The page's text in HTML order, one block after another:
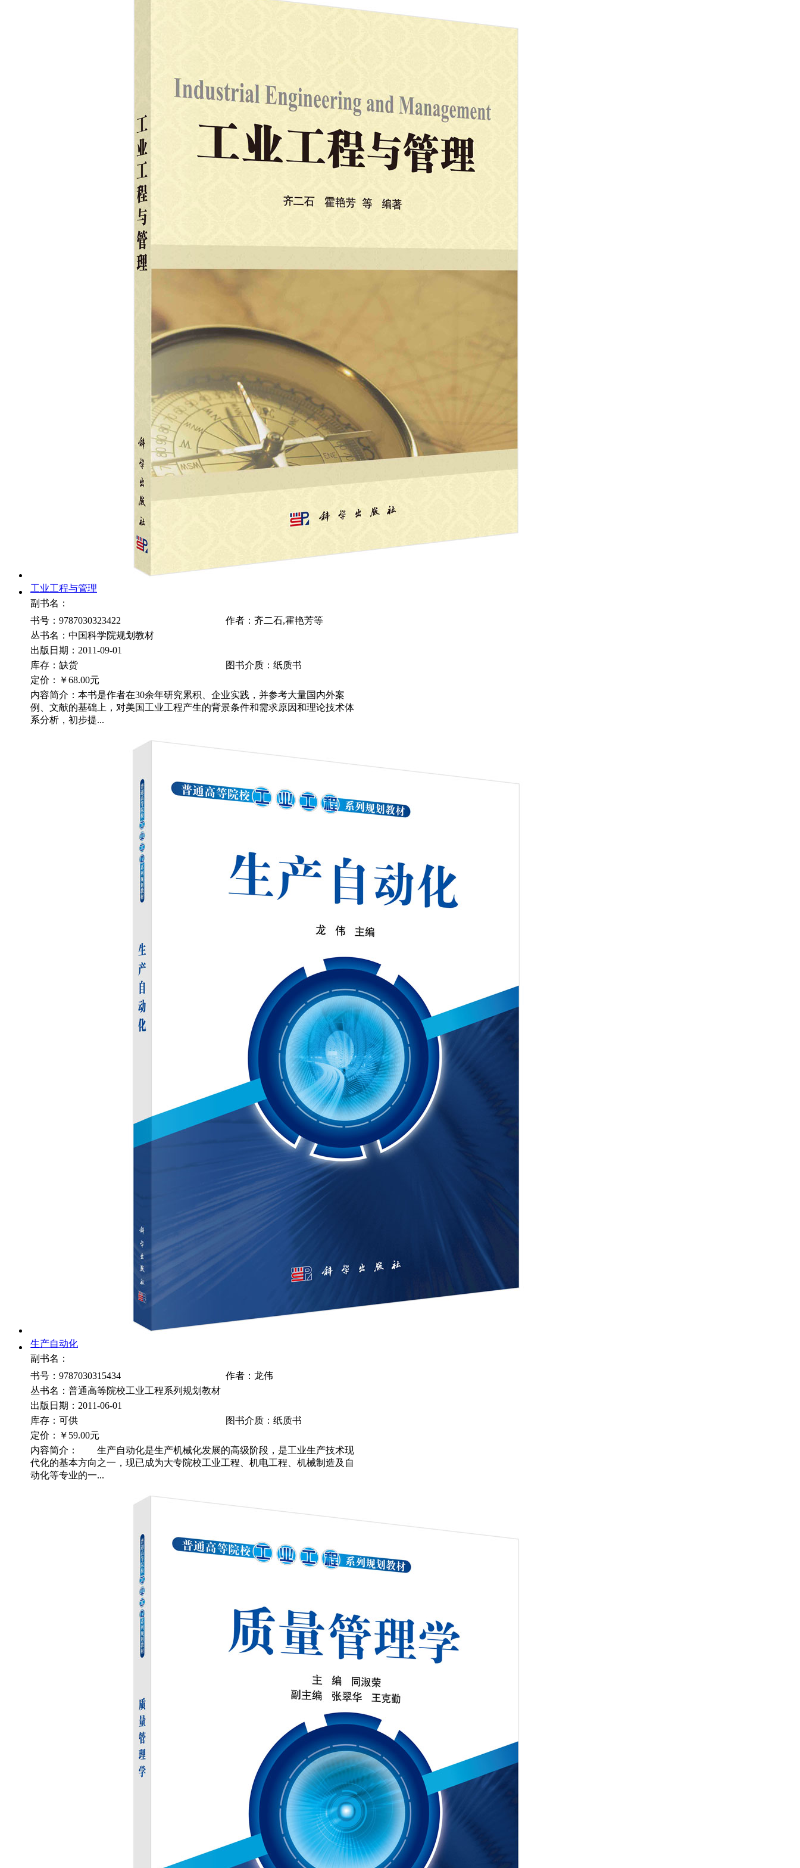
工业工程与管理
副书名：
书号：9787030323422
作者：齐二石,霍艳芳等
丛书名：中国科学院规划教材
出版日期：2011-09-01
库存：缺货
图书介质：纸质书
定价：
￥68.00元
内容简介：本书是作者在30余年研究累积、企业实践，并参考大量国内外案
例、文献的基础上，对美国工业工程产生的背景条件和需求原因和理论技术体
系分析，初步提...
生产自动化
副书名：
书号：9787030315434
作者：龙伟
丛书名：普通高等院校工业工程系列规划教材
出版日期：2011-06-01
库存：可供
图书介质：纸质书
定价：
￥59.00元
内容简介： 生产自动化是生产机械化发展的高级阶段，是工业生产技术现
代化的基本方向之一，现已成为大专院校工业工程、机电工程、机械制造及自
动化等专业的一...